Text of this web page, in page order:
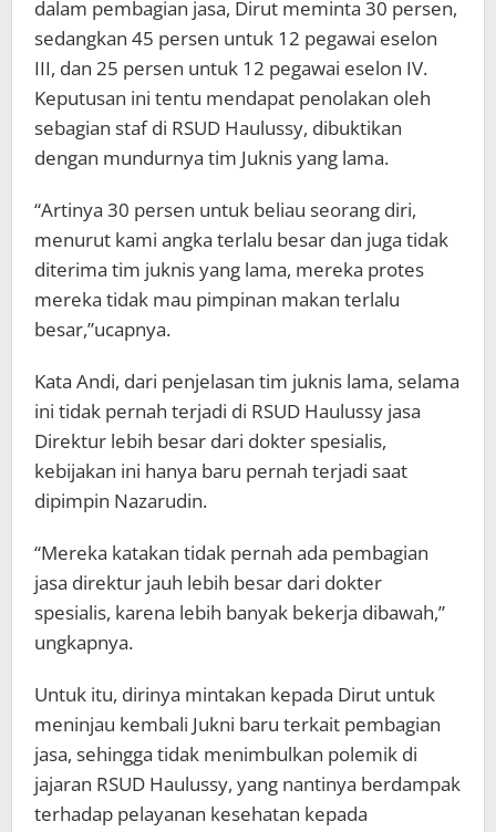
dalam pembagian jasa, Dirut meminta 30 persen,
sedangkan 45 persen untuk 12 pegawai eselon
III, dan 25 persen untuk 12 pegawai eselon IV.
Keputusan ini tentu mendapat penolakan oleh
sebagian staf di RSUD Haulussy, dibuktikan
dengan mundurnya tim Juknis yang lama.
“Artinya 30 persen untuk beliau seorang diri,
menurut kami angka terlalu besar dan juga tidak
diterima tim juknis yang lama, mereka protes
mereka tidak mau pimpinan makan terlalu
besar,”ucapnya.
Kata Andi, dari penjelasan tim juknis lama, selama
ini tidak pernah terjadi di RSUD Haulussy jasa
Direktur lebih besar dari dokter spesialis,
kebijakan ini hanya baru pernah terjadi saat
dipimpin Nazarudin.
“Mereka katakan tidak pernah ada pembagian
jasa direktur jauh lebih besar dari dokter
spesialis, karena lebih banyak bekerja dibawah,”
ungkapnya.
Untuk itu, dirinya mintakan kepada Dirut untuk
meninjau kembali Jukni baru terkait pembagian
jasa, sehingga tidak menimbulkan polemik di
jajaran RSUD Haulussy, yang nantinya berdampak
terhadap pelayanan kesehatan kepada